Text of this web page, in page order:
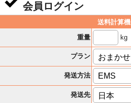
会員ログイン
送料計算機
重量
kg
プラン
発送方法
発送先